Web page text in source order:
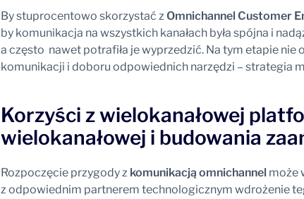
By stuprocentowo skorzystać zOmnichannel Customer
by komunikacja na wszystkich kanałach była spójna i
a często nawet potrafiła je wyprzedzić. Na tym etapie nie
komunikacji i doboru odpowiednich narzędzi – strategia
Korzyści z wielokanałowej
wielokanałowej i budowania
Rozpoczęcie przygody z komunikacją omnichannel może
z odpowiednim partnerem technologicznym wdrożenie